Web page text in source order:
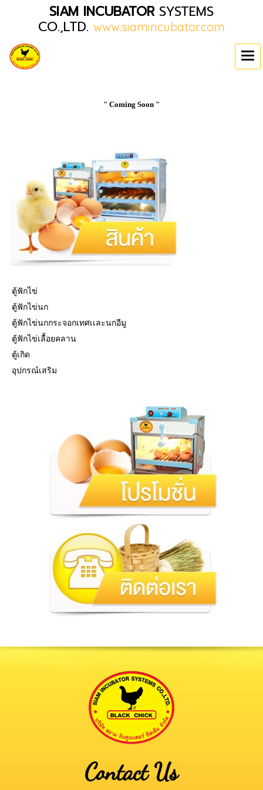
SIAM INCUBATORSYSTEMS
CO.,LTD. www.siamincubator.com
" Coming Soon "
ตู้ฟักไข่
ตู้ฟักไข่นก
ตู้ฟักไข่นกกระจอกเทศเเละนกอีมู
ตู้ฟักไข่เลื้อยคลาน
ตู้เกิด
อุปกรณ์เสริม
Contact Us